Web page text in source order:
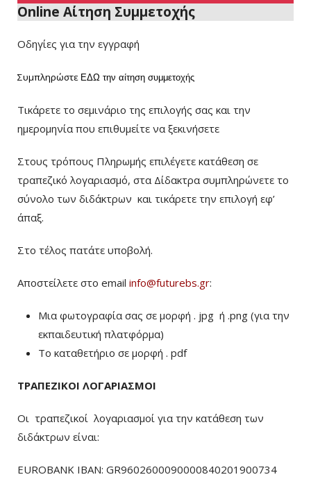
Online Αίτηση Συμμετοχής
Οδηγίες για την εγγραφή
Συμπληρώστε ΕΔΩ την αίτηση συμμετοχής
Τικάρετε το σεμινάριο της επιλογής σας και την
ημερομηνία που επιθυμείτε να ξεκινήσετε
Στους τρόπους Πληρωμής επιλέγετε κατάθεση σε
τραπεζικό λογαριασμό, στα Δίδακτρα συμπληρώνετε το
σύνολο των διδάκτρων και τικάρετε την επιλογή εφ’
άπαξ.
Στο τέλος πατάτε υποβολή.
Αποστείλετε στο email info@futurebs.gr:
Μια φωτογραφία σας σε μορφή . jpg ή .png (για την
εκπαιδευτική πλατφόρμα)
To καταθετήριο σε μορφή . pdf
ΤΡΑΠΕΖΙΚΟΙ ΛΟΓΑΡΙΑΣΜΟΙ
Οι τραπεζικοί λογαριασμοί για την κατάθεση των
διδάκτρων είναι:
EUROBANK IBAN: GR9602600090000840201900734